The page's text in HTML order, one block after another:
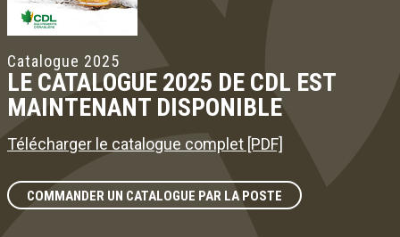
Catalogue 2025
LE CATALOGUE 2025 DE CDL EST
MAINTENANT DISPONIBLE
Télécharger le catalogue complet [PDF]
COMMANDER UN CATALOGUE PAR LA POSTE